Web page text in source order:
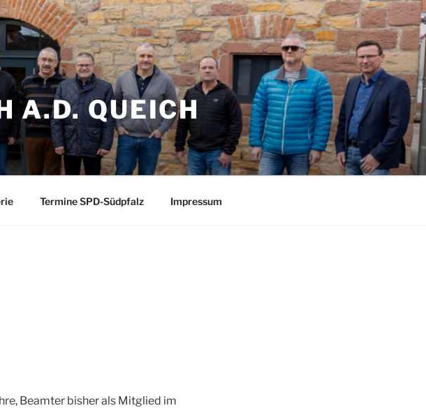
A.D. QUEICH
Termine SPD-Südpfalz Impressum
Beamter bisher als Mitglied im